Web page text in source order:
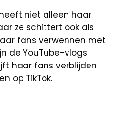
niet alleen haar
ze schittert ook als
fans verwennen met
de YouTube-vlogs
haar fans verblijden
op TikTok.